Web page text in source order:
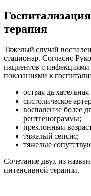
терапия
Тяжелый случай
стационар. Согласно
пациентов с
показаниями к
острая дыхательная
систолическое
воспаление более
рентгенограммы;
преклонный
тяжелый сепсис;
тяжелые
Сочетание двух из
интенсивной терапии.